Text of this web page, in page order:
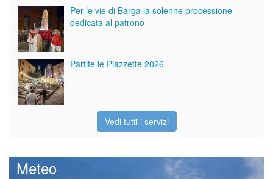
Per le vie di Barga la solenne processione
dedicata al patrono
Partite le Piazzette 2026
Vedi tutti i servizi
Meteo